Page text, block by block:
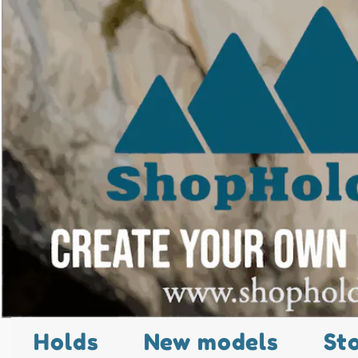
Holds New models